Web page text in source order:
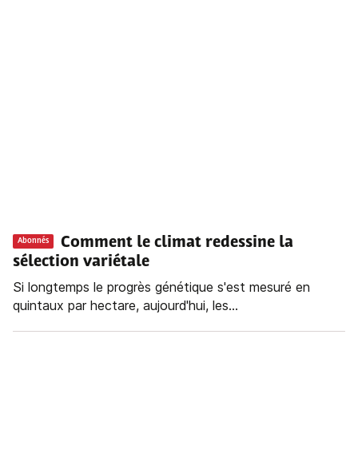
Abonnés
Comment le climat redessine la
sélection variétale
Si longtemps le progrès génétique s'est mesuré en
quintaux par hectare, aujourd'hui, les...